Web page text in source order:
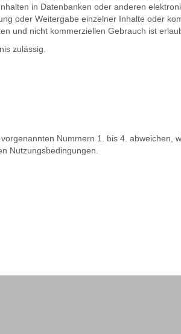
in Datenbanken oder anderen
oder Weitergabe einzelner Inhalte oder
und nicht kommerziellen Gebrauch ist
zulässig.
Nummern 1. bis 4. abweichen,
Nutzungsbedingungen.